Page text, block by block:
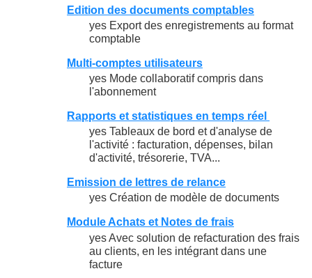
Edition des documents comptables
yes Export des enregistrements au format
comptable
Multi-comptes utilisateurs
yes Mode collaboratif compris dans
l'abonnement
Rapports et statistiques en temps réel
yes Tableaux de bord et d'analyse de
l'activité : facturation, dépenses, bilan
d'activité, trésorerie, TVA...
Emission de lettres de relance
yes Création de modèle de documents
Module Achats et Notes de frais
yes Avec solution de refacturation des frais
au clients, en les intégrant dans une
facture